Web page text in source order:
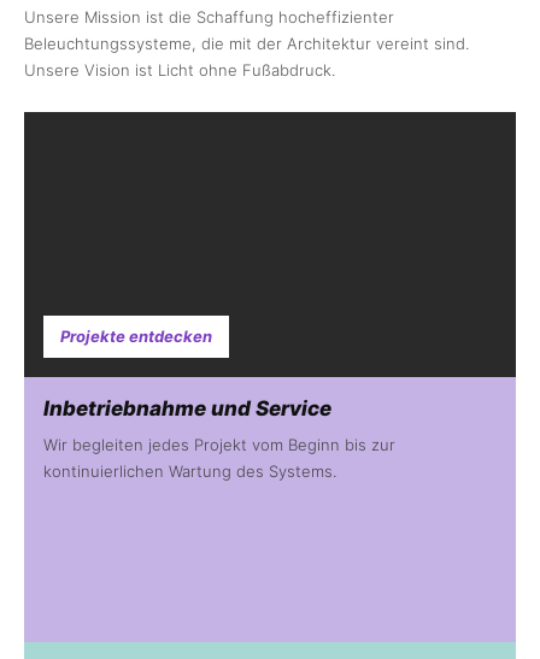
Unsere Mission ist die Schaffung hocheffizienter
Beleuchtungssysteme, die mit der Architektur vereint sind.
Unsere Vision ist Licht ohne Fußabdruck.
Projekte entdecken
Inbetriebnahme und Service
Wir begleiten jedes Projekt vom Beginn bis zur
kontinuierlichen Wartung des Systems.